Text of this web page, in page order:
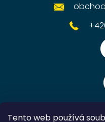
Tento web používá
obchod